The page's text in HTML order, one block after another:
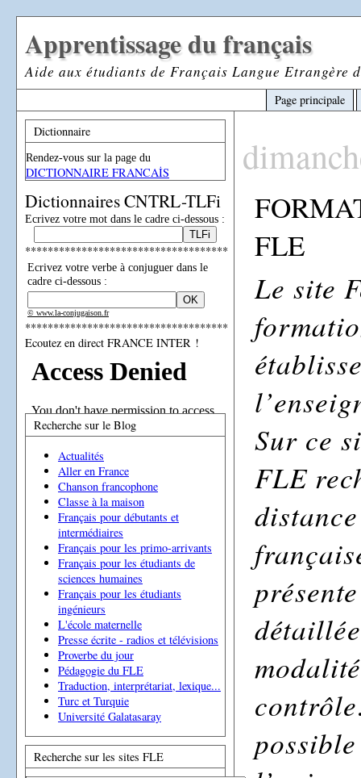
Apprentissage du français
Aide aux étudiants de Français Langue Etrangère
Page principale
Dictionnaire
Rendez-vous sur la page du
DICTIONNAIRE FRANCAİS
Dictionnaires CNTRL-TLFi
Ecrivez votre mot dans le cadre ci-dessous :
************************************
Ecrivez votre verbe à conjuguer dans le
cadre ci-dessous :
© www.la-conjugaison.fr
************************************
Ecoutez en direct FRANCE INTER !
Recherche sur le Blog
Actualités
Aller en France
Chanson francophone
Classe à la maison
Français pour débutants et
intermédiaires
Français pour les primo-arrivants
Français pour les étudiants de
sciences humaines
Français pour les étudiants
ingénieurs
L'école maternelle
Presse écrite - radios et télévisions
Proverbe du jour
Pédagogie du FLE
Traduction, interprétariat, lexique...
Turc et Turquie
Université Galatasaray
Recherche sur les sites FLE
FLE
Le site
Sur ce
FLE